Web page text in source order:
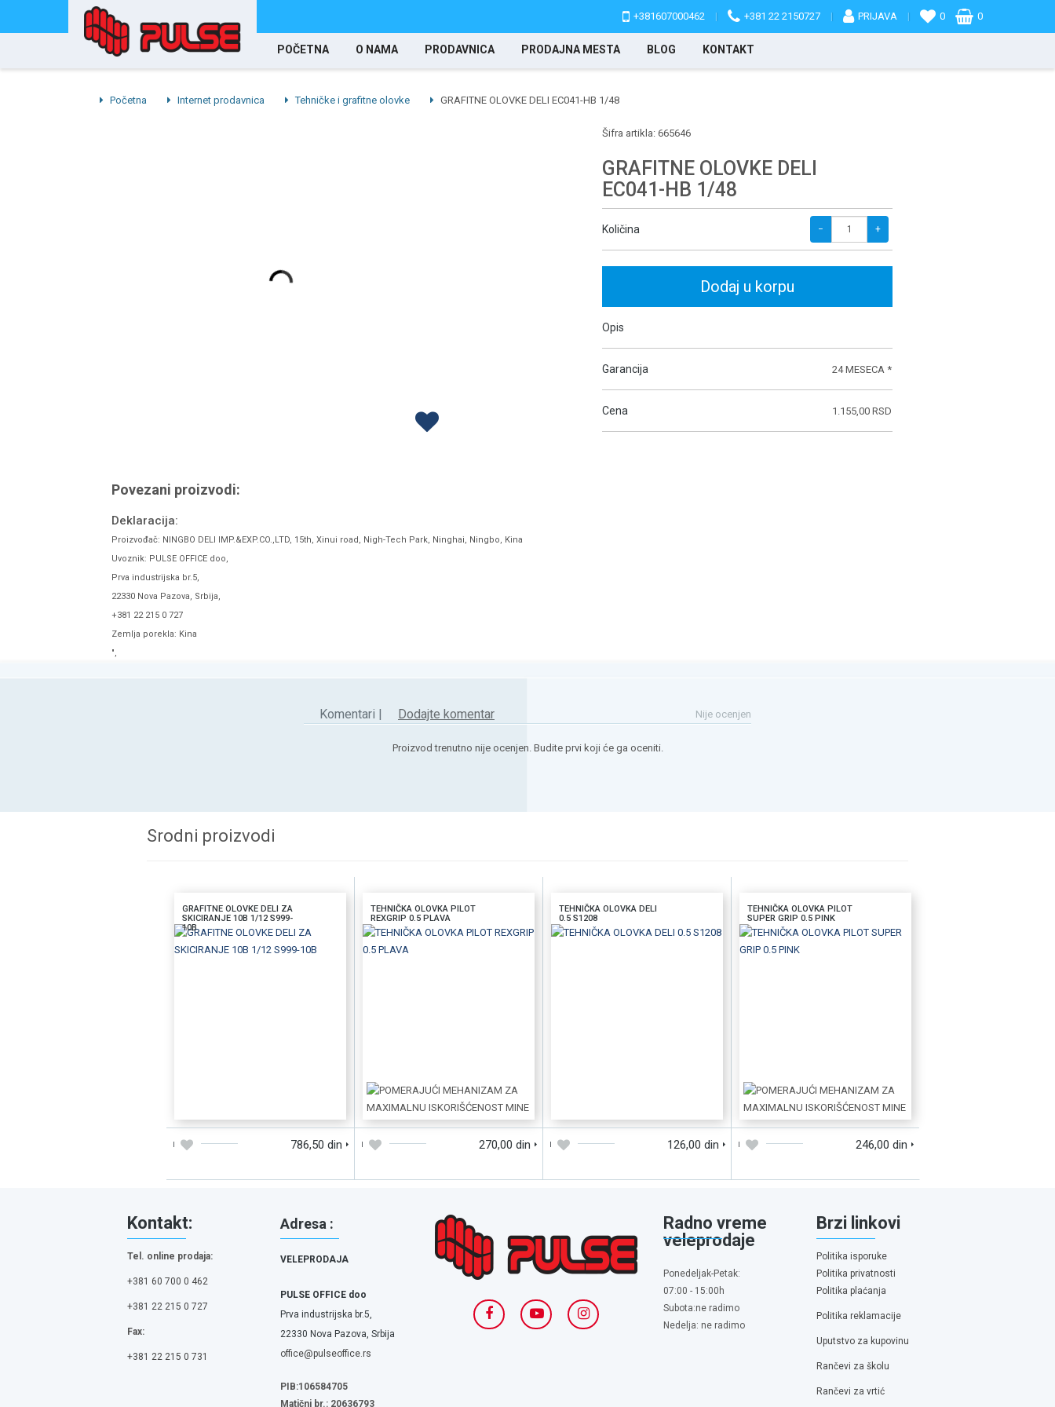
+381607000462 | +381 22 2150727 | PRIJAVA | 0 0
POČETNA O NAMA PRODAVNICA PRODAJNA MESTA BLOG KONTAKT
Početna Internet prodavnica Tehničke i grafitne olovke GRAFITNE OLOVKE DELI EC041-HB 1/48
Povezani proizvodi:
Deklaracija:
Proizvođač: NINGBO DELI IMP.&EXP.CO.,LTD, 15th, Xinui road, Nigh-Tech Park, Ninghai, Ningbo, Kina
Uvoznik: PULSE OFFICE doo,
Prva industrijska br.5,
22330 Nova Pazova, Srbija,
+381 22 215 0 727
Zemlja porekla: Kina
",
Šifra artikla: 665646
GRAFITNE OLOVKE DELI
EC041-HB 1/48
Količina − +
Dodaj u korpu
Opis
Garancija 24 MESECA *
Cena 1.155,00 RSD
Nije ocenjen
Komentari | Dodajte komentar
Proizvod trenutno nije ocenjen. Budite prvi koji će ga oceniti.
Srodni proizvodi
GRAFITNE OLOVKE DELI ZA
SKICIRANJE 10B 1/12 S999-
10B
786,50 din
TEHNIČKA OLOVKA PILOT
REXGRIP 0.5 PLAVA
BRZI PREGLED
270,00 din
TEHNIČKA OLOVKA DELI
0.5 S1208
126,00 din
TEHNIČKA OLOVKA PILOT
SUPER GRIP 0.5 PINK
BRZI PREGLED
246,00 din
Kontakt:
Tel. online prodaja:
+381 60 700 0 462
+381 22 215 0 727
Fax:
+381 22 215 0 731
Adresa :
VELEPRODAJA
PULSE OFFICE doo
Prva industrijska br.5,
22330 Nova Pazova, Srbija
office@pulseoffice.rs
PIB:106584705
Matični br.: 20636793
Radno vreme
veleprodaje
Ponedeljak-Petak:
07:00 - 15:00h
Subota:ne radimo
Nedelja: ne radimo
Brzi linkovi
Politika isporuke
Politika privatnosti
Politika plaćanja
Politika reklamacije
Uputstvo za kupovinu
Rančevi za školu
Rančevi za vrtić